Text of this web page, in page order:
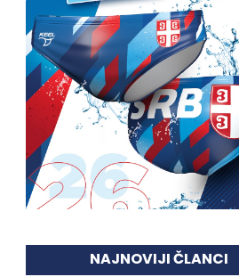
NAJNOVIJI ČLANCI